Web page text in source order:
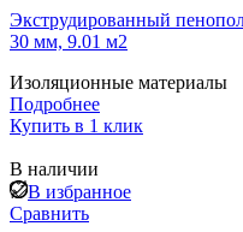
Экструдированный
30 мм, 9.01 м2
Изоляционные материалы
Подробнее
Купить в 1 клик
В наличии
В избранное
Сравнить